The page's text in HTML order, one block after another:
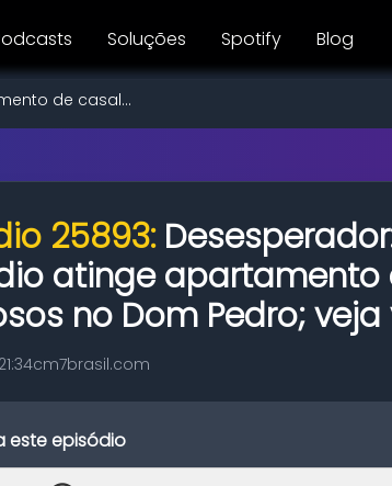
Soluções Spotify Blog
de casal...
25893:
atinge apartamento
no Dom Pedro;
cm7brasil.com
este episódio